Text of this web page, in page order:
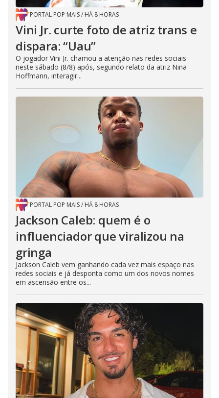
PORTAL POP MAIS/ HÁ 8 HORAS
Vini Jr. curte foto de atriz trans e
dispara: “Uau”
O jogador Vini Jr. chamou a atenção nas redes sociais
neste sábado (8/8) após, segundo relato da atriz Nina
Hoffmann, interagir...
PORTAL POP MAIS/ HÁ 8 HORAS
Jackson Caleb: quem é o
influenciador que viralizou na
gringa
Jackson Caleb vem ganhando cada vez mais espaço nas
redes sociais e já desponta como um dos novos nomes
em ascensão entre os...